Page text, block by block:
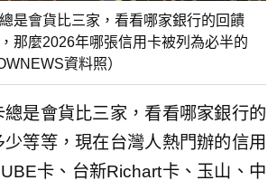
是會貨比三家，看看哪家銀行的回饋
那麼2026年哪張信用卡被列為必半的
資料照）
是會貨比三家，看看哪家銀行的
少等等，現在台灣人熱門辦的信用
卡、台新Richart卡、玉山、中